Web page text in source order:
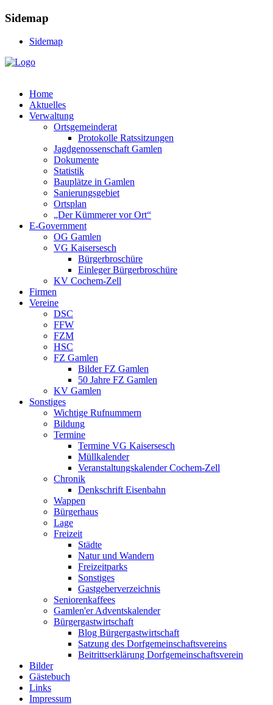
Sidemap
Sidemap
Home
Aktuelles
Verwaltung
Ortsgemeinderat
Protokolle Ratssitzungen
Jagdgenossenschaft Gamlen
Dokumente
Statistik
Bauplätze in Gamlen
Sanierungsgebiet
Ortsplan
„Der Kümmerer vor Ort“
E-Government
OG Gamlen
VG Kaisersesch
Bürgerbroschüre
Einleger Bürgerbroschüre
KV Cochem-Zell
Firmen
Vereine
DSC
FFW
FZM
HSC
FZ Gamlen
Bilder FZ Gamlen
50 Jahre FZ Gamlen
KV Gamlen
Sonstiges
Wichtige Rufnummern
Bildung
Termine
Termine VG Kaisersesch
Müllkalender
Veranstaltungskalender Cochem-Zell
Chronik
Denkschrift Eisenbahn
Wappen
Bürgerhaus
Lage
Freizeit
Städte
Natur und Wandern
Freizeitparks
Sonstiges
Gastgeberverzeichnis
Seniorenkaffees
Gamlen'er Adventskalender
Bürgergastwirtschaft
Blog Bürgergastwirtschaft
Satzung des Dorfgemeinschaftsvereins
Beitrittserklärung Dorfgemeinschaftsverein
Bilder
Gästebuch
Links
Impressum